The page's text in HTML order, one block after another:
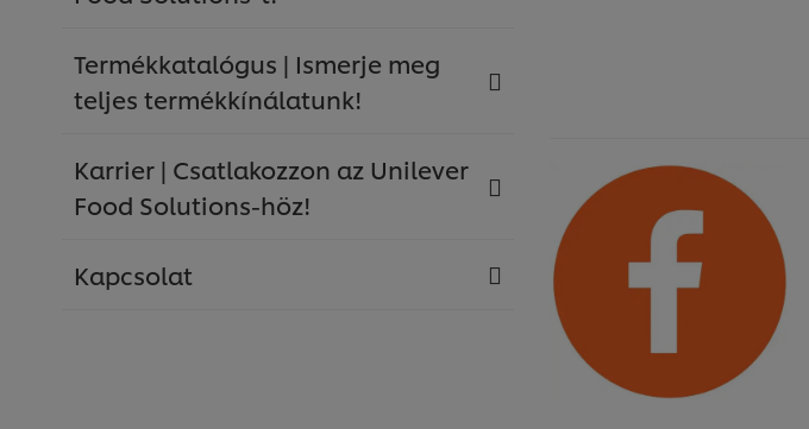
Termékkatalógus | Ismerje meg
teljes termékkínálatunk!
Karrier | Csatlakozzon az Unilever
Food Solutions-höz!
Kapcsolat